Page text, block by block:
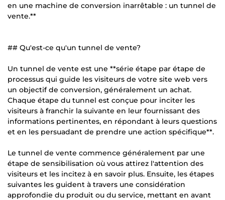
en une machine de conversion inarrêtable : un tunnel de
vente.**
## Qu'est-ce qu'un tunnel de vente?
Un tunnel de vente est une **série étape par étape de
processus qui guide les visiteurs de votre site web vers
un objectif de conversion, généralement un achat.
Chaque étape du tunnel est conçue pour inciter les
visiteurs à franchir la suivante en leur fournissant des
informations pertinentes, en répondant à leurs questions
et en les persuadant de prendre une action spécifique**.
Le tunnel de vente commence généralement par une
étape de sensibilisation où vous attirez l'attention des
visiteurs et les incitez à en savoir plus. Ensuite, les étapes
suivantes les guident à travers une considération
approfondie du produit ou du service, mettant en avant